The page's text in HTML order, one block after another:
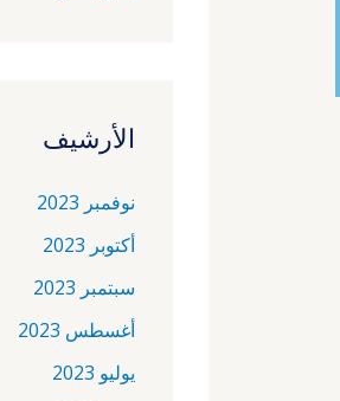
الأرشيف
نوفمبر 2023
أكتوبر 2023
سبتمبر 2023
أغسطس 2023
يوليو 2023